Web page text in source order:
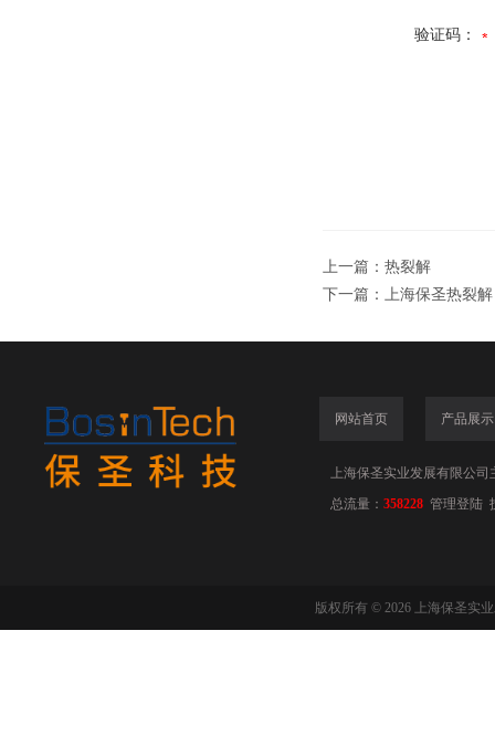
验证码：
上一篇： 热裂解
下一篇： 上海保圣热裂解
网站首页 产品展示
上海保圣实业发展有限公司
总流量： 358228 管理登陆
版权所有 © 2026 上海保圣实